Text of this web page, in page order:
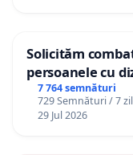
Solicităm
persoanele cu
7 764 semnături
729 Semnături / 7
29 Jul 2026